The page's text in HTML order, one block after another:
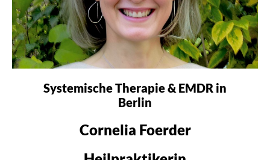
Systemische Therapie & EMDR in
Berlin
Cornelia Foerder